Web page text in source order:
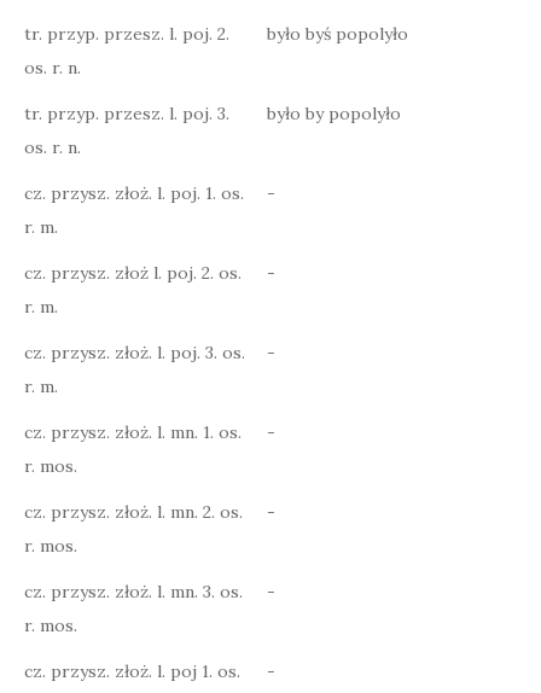
tr. przyp. przesz. l. poj. 2.
os. r. n.
było byś popolyło
tr. przyp. przesz. l. poj. 3.
os. r. n.
było by popolyło
cz. przysz. złoż. l. poj. 1. os.
r. m.
-
cz. przysz. złoż l. poj. 2. os.
r. m.
-
cz. przysz. złoż. l. poj. 3. os.
r. m.
-
cz. przysz. złoż. l. mn. 1. os.
r. mos.
-
cz. przysz. złoż. l. mn. 2. os.
r. mos.
-
cz. przysz. złoż. l. mn. 3. os.
r. mos.
-
cz. przysz. złoż. l. poj 1. os.
-